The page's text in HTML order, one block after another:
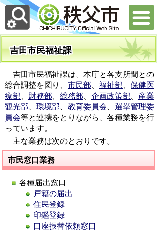
吉田市民福祉課
吉田市民福祉課は、本庁と各支所間との
総合調整を図り、 市民部 福祉部
保健医
療部
財務部 総務部 企画政策部
産業
観光部
環境部 教育委員会
選挙管理委
員会等と連携をとりながら、各種業務を行
っています。
主な業務は次のとおりです。
市民窓口業務
各種届出窓口
戸籍の届出
住民登録
印鑑登録
口座振替依頼窓口